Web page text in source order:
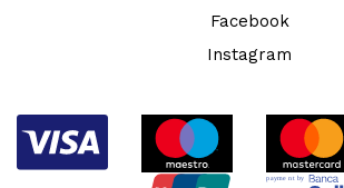
Facebook
Instagram